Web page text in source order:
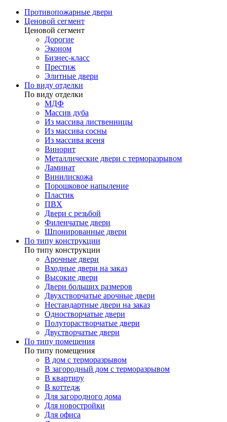
Противопожарные двери
Ценовой сегмент
Ценовой сегмент
Дорогие
Эконом
Бизнес-класс
Престиж
Элитные двери
По виду отделки
По виду отделки
МДФ
Массив дуба
Из массива лиственницы
Из массива сосны
Из массива ясеня
Винорит
Металлические двери с терморазрывом
Ламинат
Винилискожа
Порошковое напыление
Пластик
ПВХ
Двери с резьбой
Филенчатые двери
Шпонированные двери
По типу конструкции
По типу конструкции
Арочные двери
Входные двери на заказ
Высокие двери
Двери больших размеров
Двухстворчатые арочные двери
Нестандартные двери на заказ
Одностворчатые двери
Полуторастворчатые двери
Двустворчатые двери
По типу помещения
По типу помещения
В дом с терморазрывом
В загородный дом с терморазрывом
В квартиру
В коттедж
Для загородного дома
Для новостройки
Для офиса